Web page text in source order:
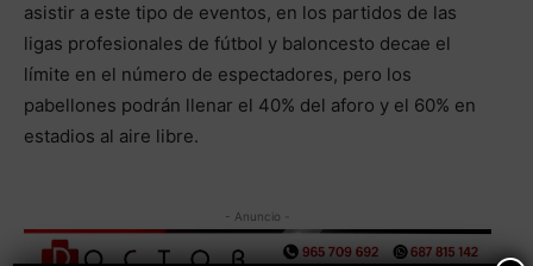
asistir a este tipo de eventos, en los partidos de las
ligas profesionales de fútbol y baloncesto decae el
límite en el número de espectadores, pero los
pabellones podrán llenar el 40% del aforo y el 60% en
estadios al aire libre.
- Anuncio -